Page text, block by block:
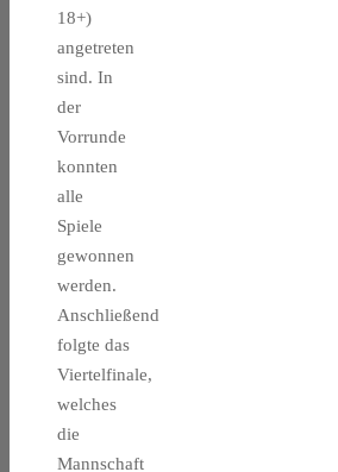
18+)
angetreten
sind. In
der
Vorrunde
konnten
alle
Spiele
gewonnen
werden.
Anschließend
folgte das
Viertelfinale,
welches
die
Mannschaft